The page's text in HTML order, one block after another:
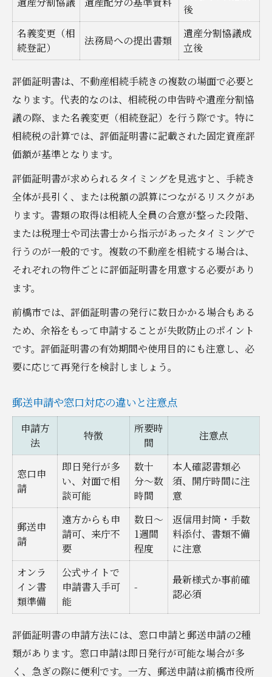
後
名義変更（相
続登記）
法務局への提出書類
遺産分割協議成
立後
評価証明書は、不動産相続手続きの複数の場面で必要と
なります。代表的なのは、相続税の申告時や遺産分割協
議の際、また名義変更（相続登記）を行う際です。特に
相続税の計算では、評価証明書に記載された固定資産評
価額が基準となります。
評価証明書が求められるタイミングを見逃すと、手続き
全体が長引く、または税額の誤算につながるリスクがあ
ります。書類の取得は相続人全員の合意が整った段階、
または税理士や司法書士から指示があったタイミングで
行うのが一般的です。複数の不動産を相続する場合は、
それぞれの物件ごとに評価証明書を用意する必要があり
ます。
前橋市では、評価証明書の発行に数日かかる場合もある
ため、余裕をもって申請することが失敗防止のポイント
です。評価証明書の有効期間や使用目的にも注意し、必
要に応じて再発行を検討しましょう。
郵送申請や窓口対応の違いと注意点
申請方
法
特徴
所要時
間
注意点
窓口申
請
即日発行が多
い、対面で相
談可能
数十
分〜数
時間
本人確認書類必
須、開庁時間に注
意
郵送申
請
遠方からも申
請可、来庁不
要
数日〜
1週間
程度
返信用封筒・手数
料添付、書類不備
に注意
オンラ
イン書
類準備
公式サイトで
申請書入手可
能
-
最新様式か事前確
認必須
評価証明書の申請方法には、窓口申請と郵送申請の2種
類があります。窓口申請は即日発行が可能な場合が多
く、急ぎの際に便利です。一方、郵送申請は前橋市役所